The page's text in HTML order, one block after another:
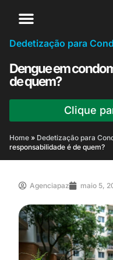
Dedetização para
Dengue em
de quem?
Clique
Home » Dedetização para
responsabilidade é de quem?
Agenciapaz maio 5,